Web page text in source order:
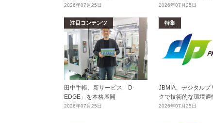
2026年07月25日 2026年07月25日
注目コンテンツ
田中手帳、新サービス「D-
EDGE」を本格展開
2026年07月25日
特集
JBMIA、デジタルプ
クで技術的な環境適
2026年07月25日